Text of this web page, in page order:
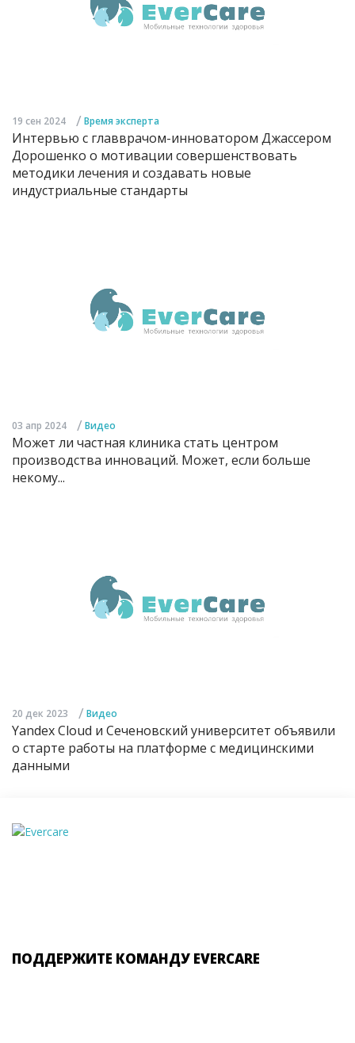
19 сен 2024 / Время эксперта
Интервью с главврачом-инноватором Джассером
Дорошенко о мотивации совершенствовать
методики лечения и создавать новые
индустриальные стандарты
03 апр 2024 / Видео
Может ли частная клиника стать центром
производства инноваций. Может, если больше
некому...
20 дек 2023 / Видео
Yandex Cloud и Сеченовский университет объявили
о старте работы на платформе с медицинскими
данными
ПОДДЕРЖИТЕ КОМАНДУ EVERCARE